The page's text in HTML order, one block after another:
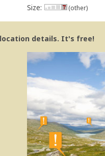
Size: (other)
location details. It's free!